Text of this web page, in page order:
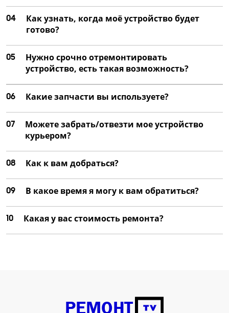
04
Как узнать, когда моё устройство будет
готово?
05
Нужно срочно отремонтировать
устройство, есть такая возможность?
06 Какие запчасти вы используете?
07
Можете забрать/отвезти мое устройство
курьером?
08 Как к вам добраться?
09 В какое время я могу к вам обратиться?
10 Какая у вас стоимость ремонта?